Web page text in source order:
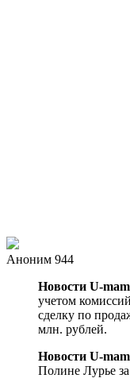
Аноним 944
Новости U-
учетом
сделку по
млн. рублей.
Новости U-
Полине Лурье за